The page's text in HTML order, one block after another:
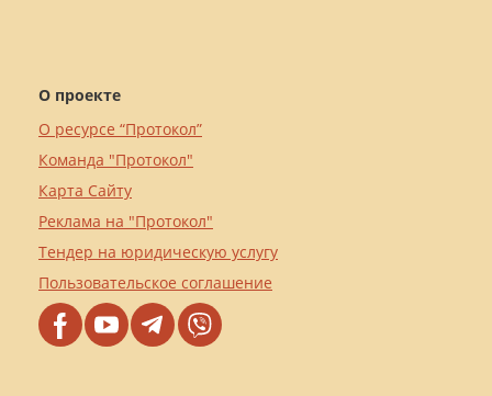
О проекте
О ресурсе “Протокол”
Команда "Протокол"
Карта Сайту
Реклама на "Протокол"
Тендер на юридическую услугу
Пользовательское соглашение